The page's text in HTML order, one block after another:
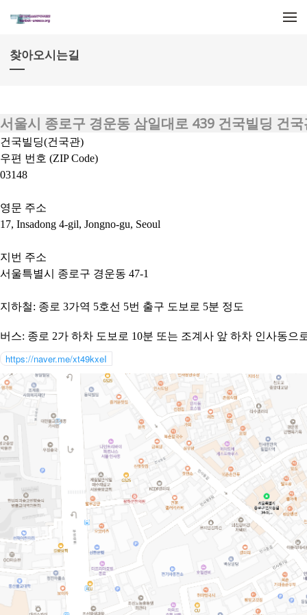
찾아오시는길
서울시 종로구 경운동 삼일대로 439 건국빌딩 건
건국빌딩(건국관)
우편 번호 (ZIP Code)
03148
영문 주소
17, Insadong 4-gil, Jongno-gu, Seoul
지번 주소
서울특별시 종로구 경운동 47-1
지하철: 종로 3가역 5호선 5번 출구 도보로 5분 정도
버스: 종로 2가 하차 도보로 10분 또는 조계사 앞 하차 인사동으
https://naver.me/xt49kxeI